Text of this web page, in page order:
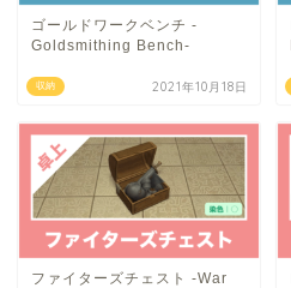
収納
ゴールドワークベンチ -
Goldsmithing Bench-
2021年10月18日
ファイターズチェスト -War